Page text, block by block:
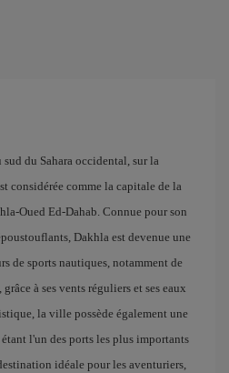
du Sahara occidental, sur la
considérée comme la capitale de la
Oued Ed-Dahab. Connue pour son
Dakhla est devenue une
de sports nautiques, notamment de
à ses vents réguliers et ses eaux
la ville possède également une
l'un des ports les plus importants
idéale pour les aventuriers,